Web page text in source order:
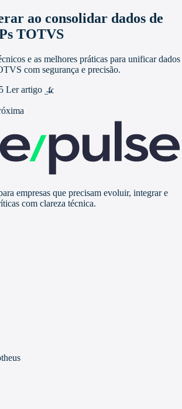
ao consolidar dados de
TOTVS
e as melhores práticas para unificar dados
com segurança e precisão.
Ler artigo
arrow_forward
empresas que precisam evoluir, integrar e
com clareza técnica.